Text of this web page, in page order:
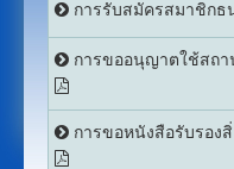
การรับสมัครสมาชิกธ
การขออนุญาตใช้สถา
การขอหนังสือรับรอง